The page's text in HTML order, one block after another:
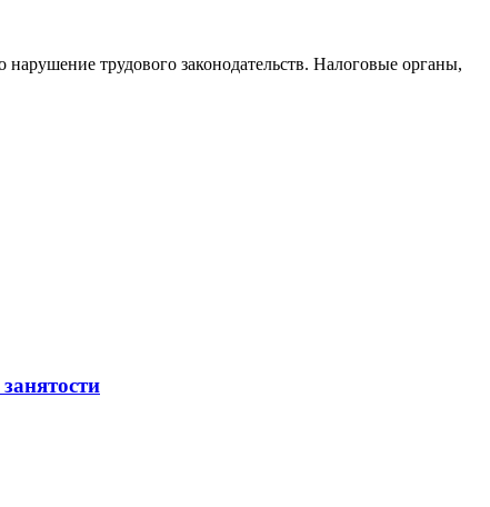
трудового законодательств. Налоговые органы,